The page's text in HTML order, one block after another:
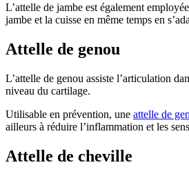
L’attelle de jambe est également
jambe et la cuisse en même temps en
Attelle de genou
L’attelle de genou assiste l’articulation
niveau du cartilage.
Utilisable en prévention, une attelle de
ailleurs à réduire l’inflammation et les
Attelle de cheville